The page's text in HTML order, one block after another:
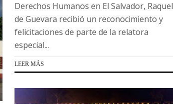
Derechos Humanos en El Salvador, Raquel
de Guevara recibió un reconocimiento y
felicitaciones de parte de la relatora
especial...
LEER MÁS